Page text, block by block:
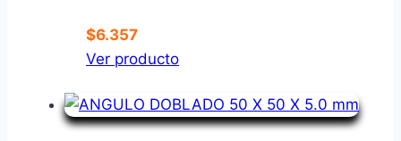
$6.357
Ver producto